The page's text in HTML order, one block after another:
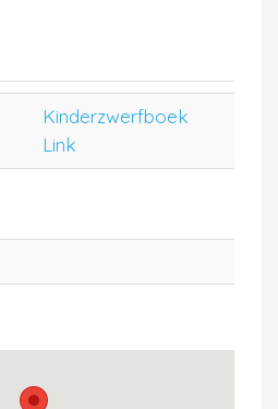
Kinderzwerfboek
Link